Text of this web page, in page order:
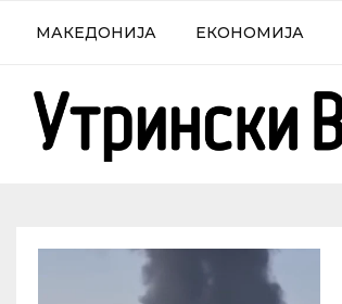
МАКЕДОНИЈА ЕКОНОМИЈА